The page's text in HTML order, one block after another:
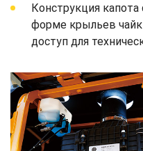
Конструкция
форме крыльев
доступ для